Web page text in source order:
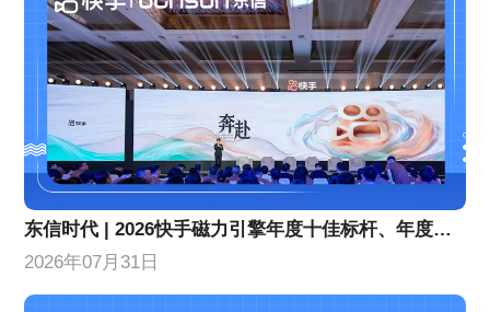
东信时代 | 2026快手磁力引擎年度十佳标杆、年度优秀合作伙伴！
2026年07月31日